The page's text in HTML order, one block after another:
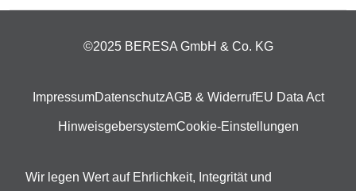
©2025 BERESA GmbH & Co. KG
ImpressumDatenschutzAGB & WiderrufEU Data Act
HinweisgebersystemCookie-Einstellungen
Wir legen Wert auf Ehrlichkeit, Integrität und